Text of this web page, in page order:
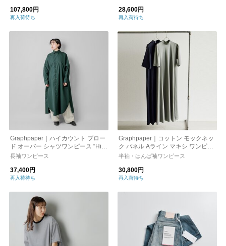
107,800円
再入荷待ち
28,600円
再入荷待ち
Graphpaper｜ハイカウント ブロー
ド オーバー シャツワンピース “Hig
h Count Broad Regular Oversized
長袖ワンピース
37,400円
再入荷待ち
Graphpaper｜コットン モックネッ
ク パネル Aライン マキシ ワンピー
ス “Fine Smooth Mock Neck Panel
半袖・はんぱ袖ワンピース
30,800円
再入荷待ち